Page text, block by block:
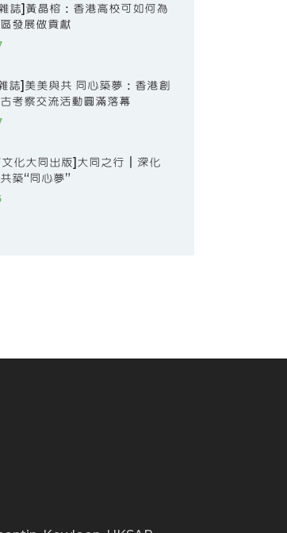
誌]黃晶榕：香港高校可如何為
發展做貢獻
誌]美美與共 同心築夢：香港創
考察交流活動圓滿落幕
化大同出版]大同之行丨深化
築“同心夢”